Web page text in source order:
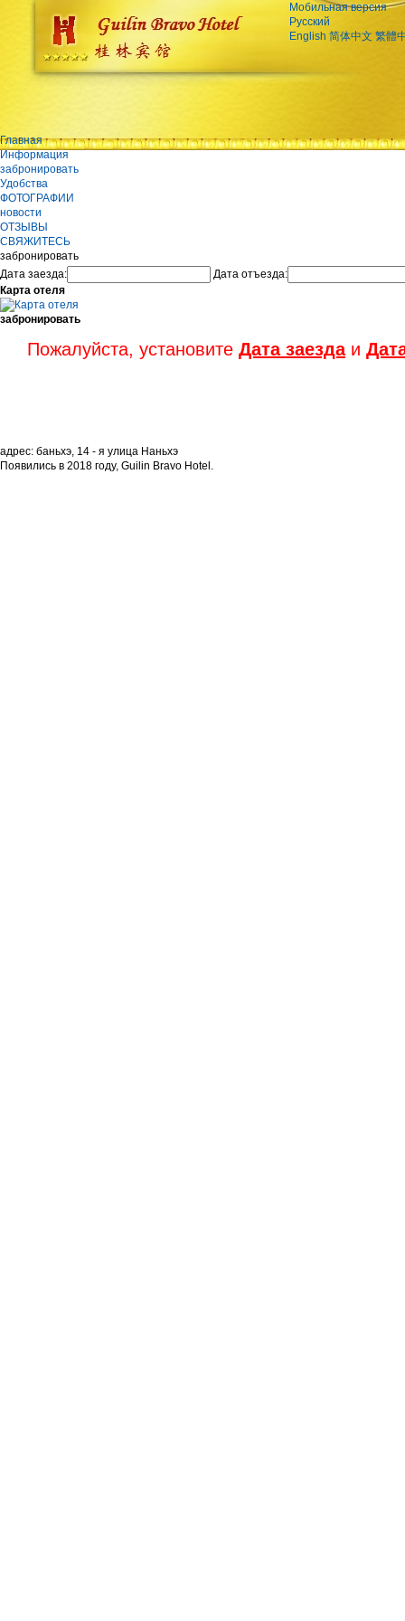
Мобильная версия
Русский
English 简体中文 繁體
Главная
Информация
забронировать
Удобства
ФОТОГРАФИИ
новости
ОТЗЫВЫ
СВЯЖИТЕСЬ
забронировать
Дата заезда:
Дата отъезда:
Карта отеля
забронировать
Пожалуйста, установите Дата заездаи
адрес: баньхэ, 14 - я улица Наньхэ
Появились в 2018 году, Guilin Bravo Hotel.